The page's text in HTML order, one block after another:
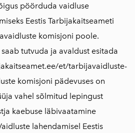
pöörduda vaidluse
Eestis Tarbijakaitseameti
komisjoni poole.
tutvuda ja avaldust esitada
et/tarbijavaidluste-
komisjoni pädevuses on
vahel sõlmitud lepingust
kaebuse läbivaatamine
lahendamisel Eestis